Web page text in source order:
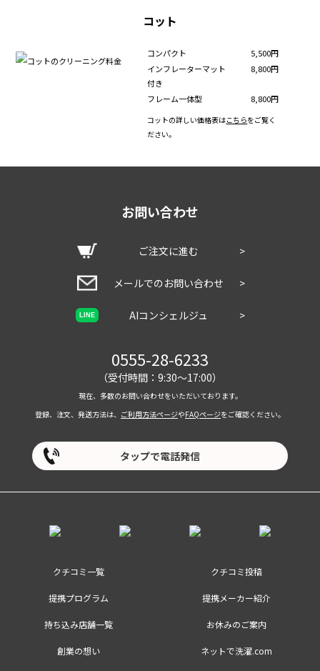
コット
コンパクト
5,500円
インフレーターマット
付き
8,800円
フレーム一体型 8,800円
コットの詳しい価格表はこちらをご覧く
ださい。
お問い合わせ
ご注文に進む >
メールでのお問い合わせ >
LINE AIコンシェルジュ >
0555-28-6233
（受付時間：9:30～17:00）
現在、多数のお問い合わせをいただいております。
登録、注文、発送方法は、 ご利用方法ページやFAQページをご確認ください。
タップで電話発信
クチコミ一覧 クチコミ投稿
提携プログラム 提携メーカー紹介
持ち込み店舗一覧 お休みのご案内
創業の想い ネットで洗濯.com